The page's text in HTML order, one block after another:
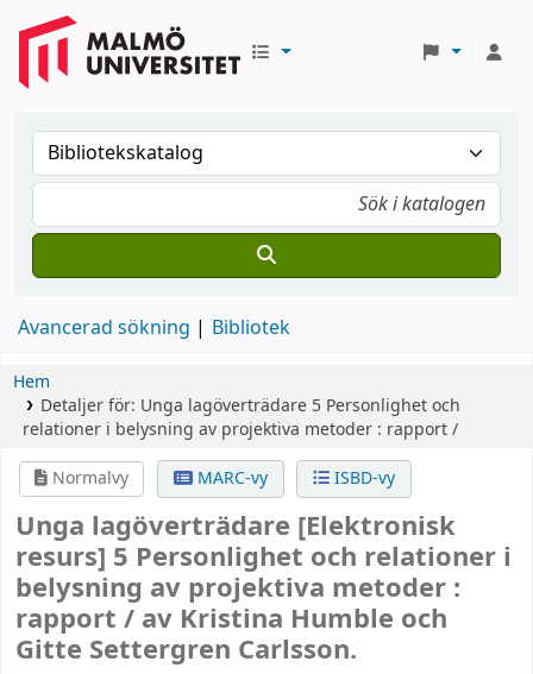
Avancerad sökning Bibliotek
Hem
Detaljer för: Unga lagöverträdare 5 Personlighet och
relationer i belysning av projektiva metoder : rapport /
Normalvy
MARC-vy ISBD-vy
Unga lagöverträdare [Elektronisk
resurs] 5 Personlighet och relationer i
belysning av projektiva metoder :
rapport / av Kristina Humble och
Gitte Settergren Carlsson.